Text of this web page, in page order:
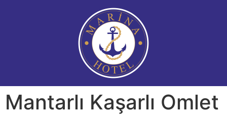
Mantarlı Kaşarlı Omlet